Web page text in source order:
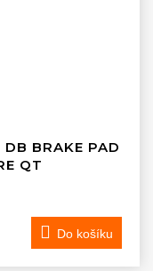
BRAKE PAD
QT
Do košíku